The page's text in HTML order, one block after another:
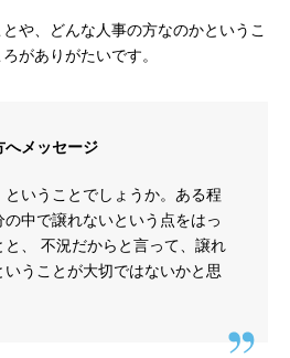
や、どんな人事の方なのかというこ
がありがたいです。
へメッセージ
ということでしょうか。ある程
中で譲れないという点をはっ
と、 不況だからと言って、譲れ
うことが大切ではないかと思